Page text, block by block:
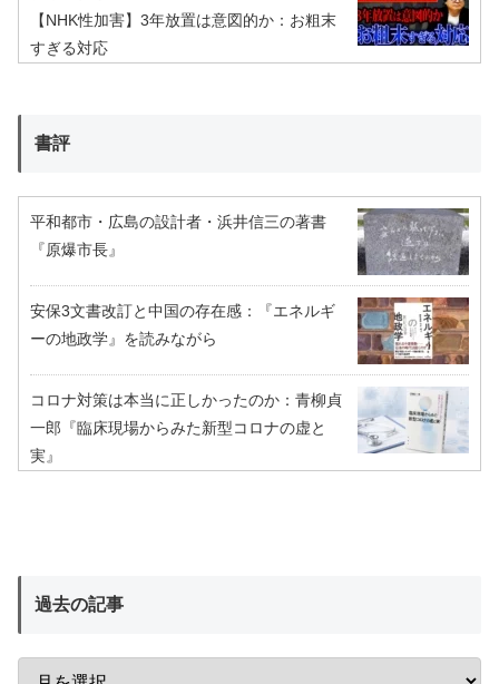
【NHK性加害】3年放置は意図的か：お粗末
すぎる対応
書評
平和都市・広島の設計者・浜井信三の著書
『原爆市長』
安保3文書改訂と中国の存在感：『エネルギ
ーの地政学』を読みながら
コロナ対策は本当に正しかったのか：青柳貞
一郎『臨床現場からみた新型コロナの虚と
実』
過去の記事